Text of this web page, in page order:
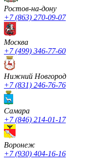
Ростов-на-дону
+7 (863) 270-09-07
Москва
+7 (499) 346-77-60
Нижний Новгород
+7 (831) 246-76-76
Cамара
+7 (846) 214-01-17
Воронеж
+7 (930) 404-16-16